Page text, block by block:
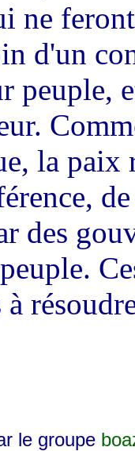
ne
d'un
peuple,
la paix
des
le groupe